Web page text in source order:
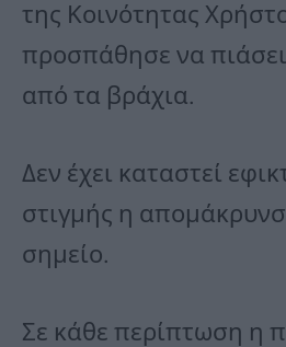
της Κοινότητας
προσπάθησε να
από τα βράχια.
Δεν έχει καταστεί
στιγμής η
σημείο.
Σε κάθε περίπτωση η